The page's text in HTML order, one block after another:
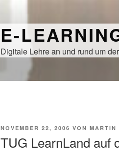
E-
Digitale Lehre an und rund um
VERÖFFENTLICHT
NOVEMBER 22, 2006 VON MARTIN
TUG LearnLand auf